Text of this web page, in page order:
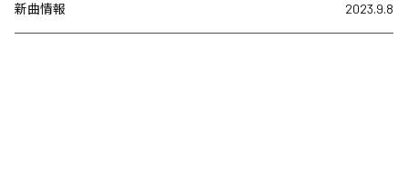
新曲情報 2023.9.8